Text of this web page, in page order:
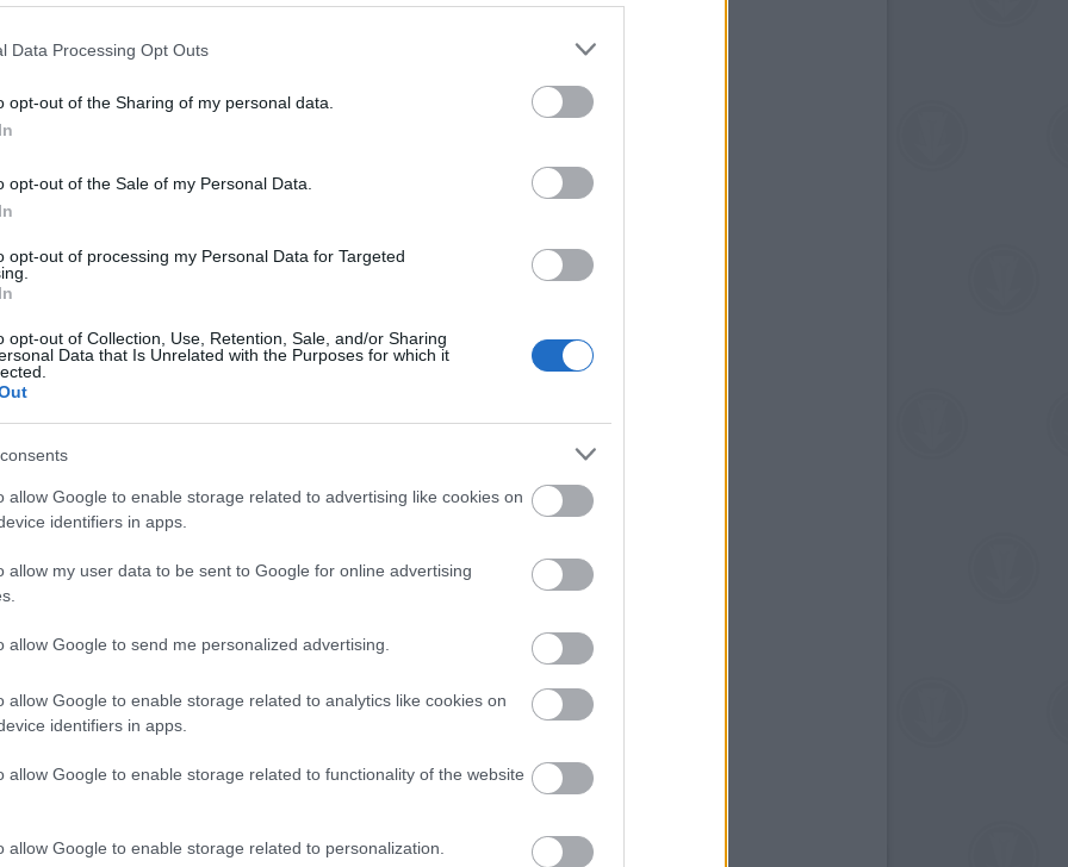
Data Processing Opt Outs
opt-out of the Sharing of my personal data.
opt-out of the Sale of my Personal Data.
opt-out of processing my Personal Data for Targeted
opt-out of Collection, Use, Retention, Sale, and/or Sharing
Data that Is Unrelated with the Purposes for which it
allow Google to enable storage related to advertising like cookies on
identifiers in apps.
allow my user data to be sent to Google for online advertising
allow Google to send me personalized advertising.
allow Google to enable storage related to analytics like cookies on
identifiers in apps.
allow Google to enable storage related to functionality of the website
allow Google to enable storage related to personalization.
Fotó: hypetrak.com
(Music Unleashes Us) című több platformon futó
természetes, zsigeri és sokszor
állítja középpontba.
a másik három videón Eminem, Katy Perry és
majd különleges környezetben.
élőben Los Angelesből, január 26-án. A